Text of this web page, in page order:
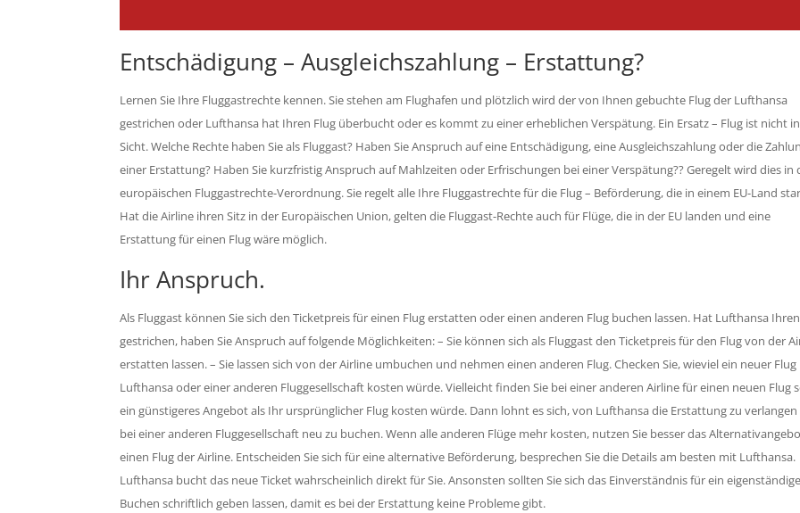
Entschädigung – Ausgleichszahlung – Erstattung?
Lernen Sie Ihre Fluggastrechte kennen. Sie stehen am Flughafen und plötzlich wird der von Ihnen gebuchte Flug der Lufthansa
gestrichen oder Lufthansa hat Ihren Flug überbucht oder es kommt zu einer erheblichen Verspätung. Ein Ersatz – Flug ist nicht in
Sicht. Welche Rechte haben Sie als Fluggast? Haben Sie Anspruch auf eine Entschädigung, eine Ausgleichszahlung oder die
einer Erstattung? Haben Sie kurzfristig Anspruch auf Mahlzeiten oder Erfrischungen bei einer Verspätung?? Geregelt wird dies in
europäischen Fluggastrechte-Verordnung. Sie regelt alle Ihre Fluggastrechte für die Flug – Beförderung, die in einem EU-Land
Hat die Airline ihren Sitz in der Europäischen Union, gelten die Fluggast-Rechte auch für Flüge, die in der EU landen und eine
Erstattung für einen Flug wäre möglich.
Ihr Anspruch.
Als Fluggast können Sie sich den Ticketpreis für einen Flug erstatten oder einen anderen Flug buchen lassen. Hat Lufthansa
gestrichen, haben Sie Anspruch auf folgende Möglichkeiten: – Sie können sich als Fluggast den Ticketpreis für den Flug von der
erstatten lassen. – Sie lassen sich von der Airline umbuchen und nehmen einen anderen Flug. Checken Sie, wieviel ein neuer Flug
Lufthansa oder einer anderen Fluggesellschaft kosten würde. Vielleicht finden Sie bei einer anderen Airline für einen neuen Flug
ein günstigeres Angebot als Ihr ursprünglicher Flug kosten würde. Dann lohnt es sich, von Lufthansa die Erstattung zu
bei einer anderen Fluggesellschaft neu zu buchen. Wenn alle anderen Flüge mehr kosten, nutzen Sie besser das
einen Flug der Airline. Entscheiden Sie sich für eine alternative Beförderung, besprechen Sie die Details am besten mit Lufthansa.
Lufthansa bucht das neue Ticket wahrscheinlich direkt für Sie. Ansonsten sollten Sie sich das Einverständnis für ein
Buchen schriftlich geben lassen, damit es bei der Erstattung keine Probleme gibt.